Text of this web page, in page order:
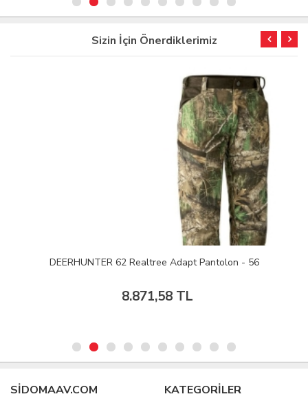
Sizin İçin Önerdiklerimiz
DEERHUNTER 62 Realtree Adapt Pantolon - 56
8.871,58 TL
SIDOMAAV.COM KATEGORİLER